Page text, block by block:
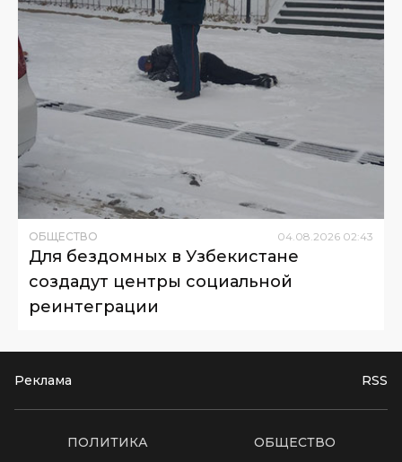
ОБЩЕСТВО 04.08.2026 02:43
Для бездомных в Узбекистане
создадут центры социальной
реинтеграции
Реклама RSS
ПОЛИТИКА
ОБЩЕСТВО